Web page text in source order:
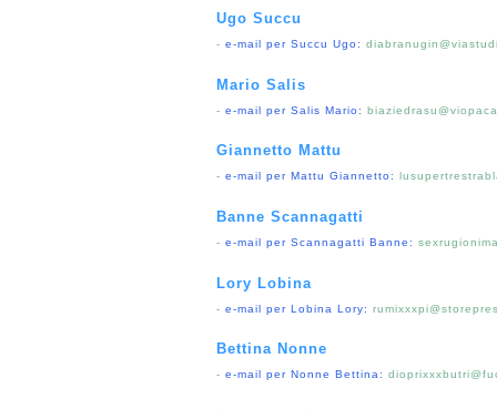
Ugo Succu
- e-mail per Succu Ugo:
Mario Salis
- e-mail per Salis Mario:
Giannetto Mattu
- e-mail per Mattu Giannetto:
Banne Scannagatti
- e-mail per Scannagatti Banne:
Lory Lobina
- e-mail per Lobina Lory:
Bettina Nonne
- e-mail per Nonne Bettina: